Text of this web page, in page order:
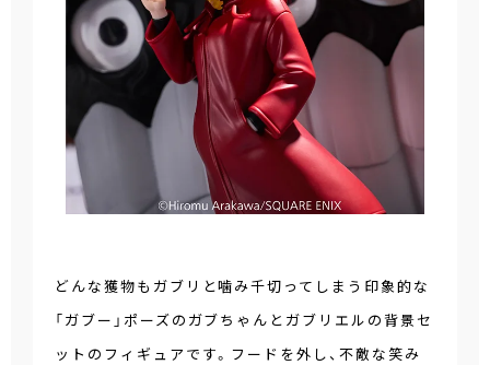
どんな獲物もガブリと噛み千切ってしまう印象的な
「ガブー」ポーズのガブちゃんとガブリエルの背景セ
ットのフィギュアです。フードを外し、不敵な笑み